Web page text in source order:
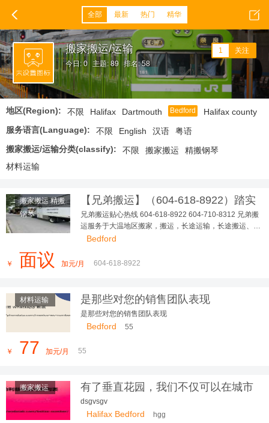
全部 最新 热门 精华
搬家搬运/运输
今日: 0 主题: 89 排名: 58
1 关注
地区(Region): 不限 Halifax Dartmouth Bedford
Halifax county
服务语言(Language):
不限 English 汉语
粤语
搬家搬运/运输分类(classify):
不限 搬家搬运
精搬钢琴
材料运输
搬家搬运 精搬
钢琴
【兄弟搬运】（604-618-8922）踏实
可靠，大小搬家，长短途...
兄弟搬运贴心热线 604-618-8922 604-710-8312 兄弟搬
运服务于大温地区搬家，搬运，长途运输，长途搬运、精
搬钢琴、垃圾清理、各种疑难搬运 多年，政府注册，有完
司有多台厢式货车，我们本着以德为本，以信为先，让您
Bedford
￥ 面议 加元/月 604-618-8922
材料运输 是那些对您的销售团队表现
是那些对您的销售团队表现
Bedford 55
￥ 77 加元/月 55
搬家搬运
有了垂直花园，我们不仅可以在城市
中
dsgvsgv
Halifax Bedford hgg